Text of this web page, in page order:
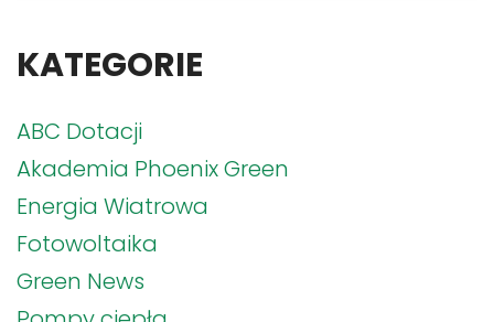
KATEGORIE
ABC Dotacji
Akademia Phoenix Green
Energia Wiatrowa
Fotowoltaika
Green News